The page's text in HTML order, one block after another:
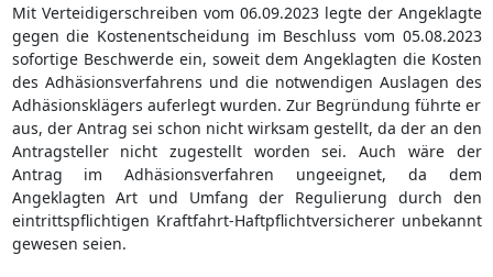
Mit Verteidigerschreiben vom 06.09.2023 legte der Angeklagte
gegen die Kostenentscheidung im Beschluss vom 05.08.2023
sofortige Beschwerde ein, soweit dem Angeklagten die Kosten
des Adhäsionsverfahrens und die notwendigen Auslagen des
Adhäsionsklägers auferlegt wurden. Zur Begründung führte er
aus, der Antrag sei schon nicht wirksam gestellt, da der an den
Antragsteller nicht zugestellt worden sei. Auch wäre der
Antrag im Adhäsionsverfahren ungeeignet, da dem
Angeklagten Art und Umfang der Regulierung durch den
eintrittspflichtigen Kraftfahrt-Haftpflichtversicherer unbekannt
gewesen seien.